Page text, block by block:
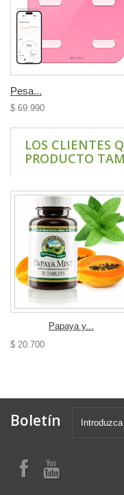
Pesa...
$ 69.990
LOS CLIENTES
PRODUCTO
Papaya y...
$ 20.700
Boletín